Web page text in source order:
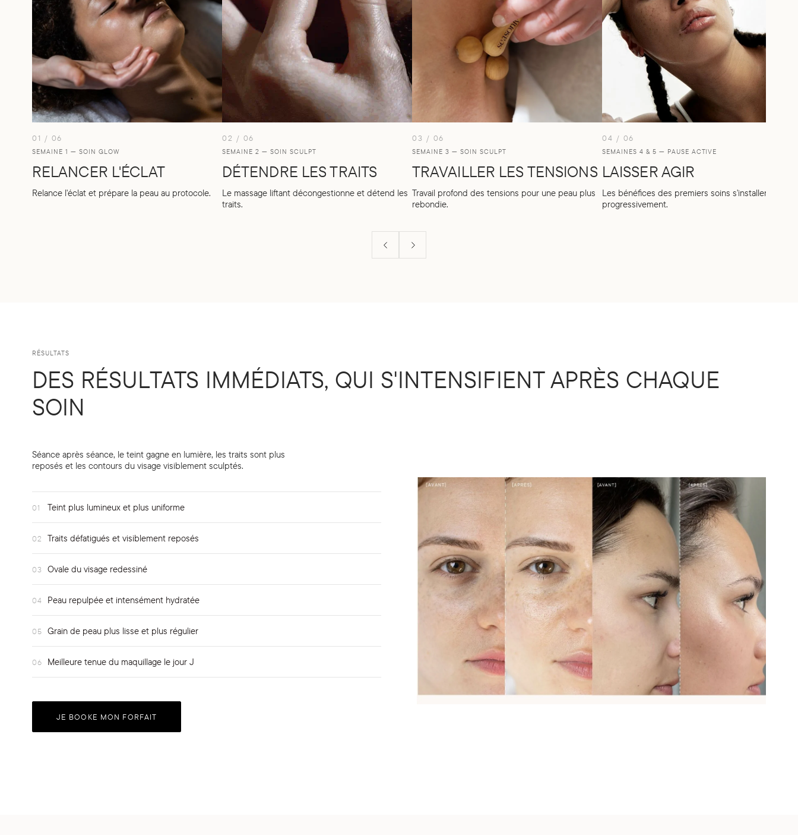
01 / 06
SEMAINE 1 — SOIN GLOW
RELANCER L'ÉCLAT
Relance l'éclat et prépare la peau au protocole.
02 / 06
SEMAINE 2 — SOIN SCULPT
DÉTENDRE LES TRAITS
Le massage liftant décongestionne et détend les
traits.
03 / 06
SEMAINE 3 — SOIN SCULPT
TRAVAILLER LES TENSIONS
Travail profond des tensions pour une peau plus
rebondie.
04 / 06
SEMAINES 4 & 5 — PAUSE ACTIVE
LAISSER AGIR
Les bénéfices des premiers soins s'installent
progressivement.
RÉSULTATS
DES RÉSULTATS IMMÉDIATS, QUI S'INTENSIFIENT APRÈS CHAQUE
SOIN
Séance après séance, le teint gagne en lumière, les traits sont plus
reposés et les contours du visage visiblement sculptés.
01 Teint plus lumineux et plus uniforme
02 Traits défatigués et visiblement reposés
03 Ovale du visage redessiné
04 Peau repulpée et intensément hydratée
05 Grain de peau plus lisse et plus régulier
06 Meilleure tenue du maquillage le jour J
JE BOOKE MON FORFAIT